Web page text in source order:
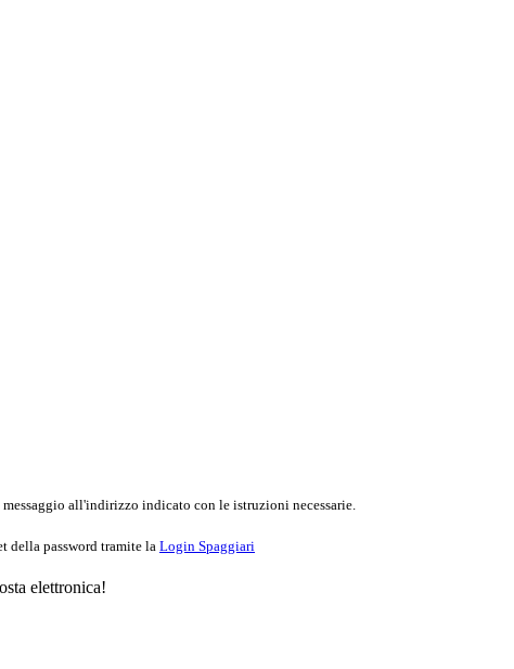
all'indirizzo indicato con le istruzioni necessarie.
della password tramite la Login Spaggiari
elettronica!